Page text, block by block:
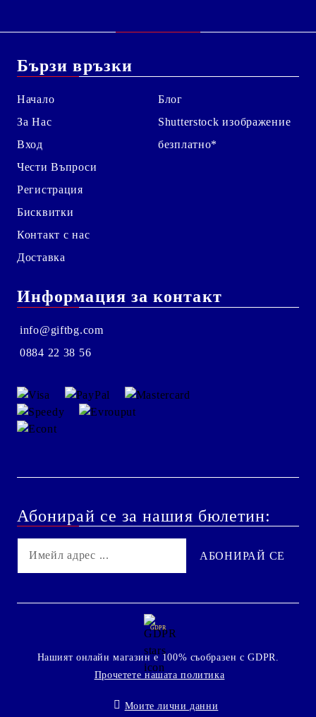
Бързи връзки
Начало
За Нас
Вход
Чести Въпроси
Регистрация
Бисквитки
Контакт с нас
Доставка
Блог
Shutterstock изображение
безплатно*
Информация за контакт
info@giftbg.com
0884 22 38 56
Абонирай се за нашия бюлетин:
GDPR
Нашият онлайн магазин е 100% съобразен с GDPR.
Прочетете нашата политика
Моите лични данни